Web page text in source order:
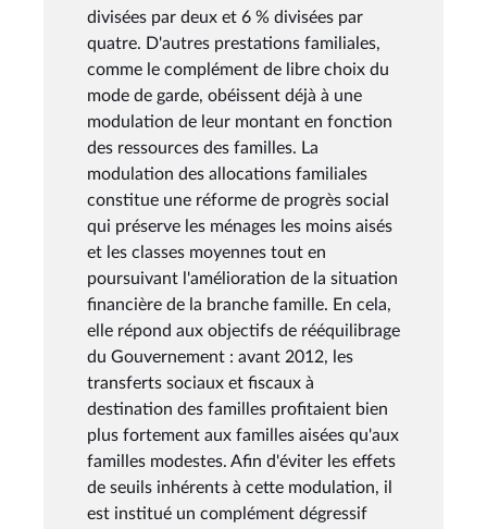
divisées par deux et 6 % divisées par
quatre. D'autres prestations familiales,
comme le complément de libre choix du
mode de garde, obéissent déjà à une
modulation de leur montant en fonction
des ressources des familles. La
modulation des allocations familiales
constitue une réforme de progrès social
qui préserve les ménages les moins aisés
et les classes moyennes tout en
poursuivant l'amélioration de la situation
financière de la branche famille. En cela,
elle répond aux objectifs de rééquilibrage
du Gouvernement : avant 2012, les
transferts sociaux et fiscaux à
destination des familles profitaient bien
plus fortement aux familles aisées qu'aux
familles modestes. Afin d'éviter les effets
de seuils inhérents à cette modulation, il
est institué un complément dégressif